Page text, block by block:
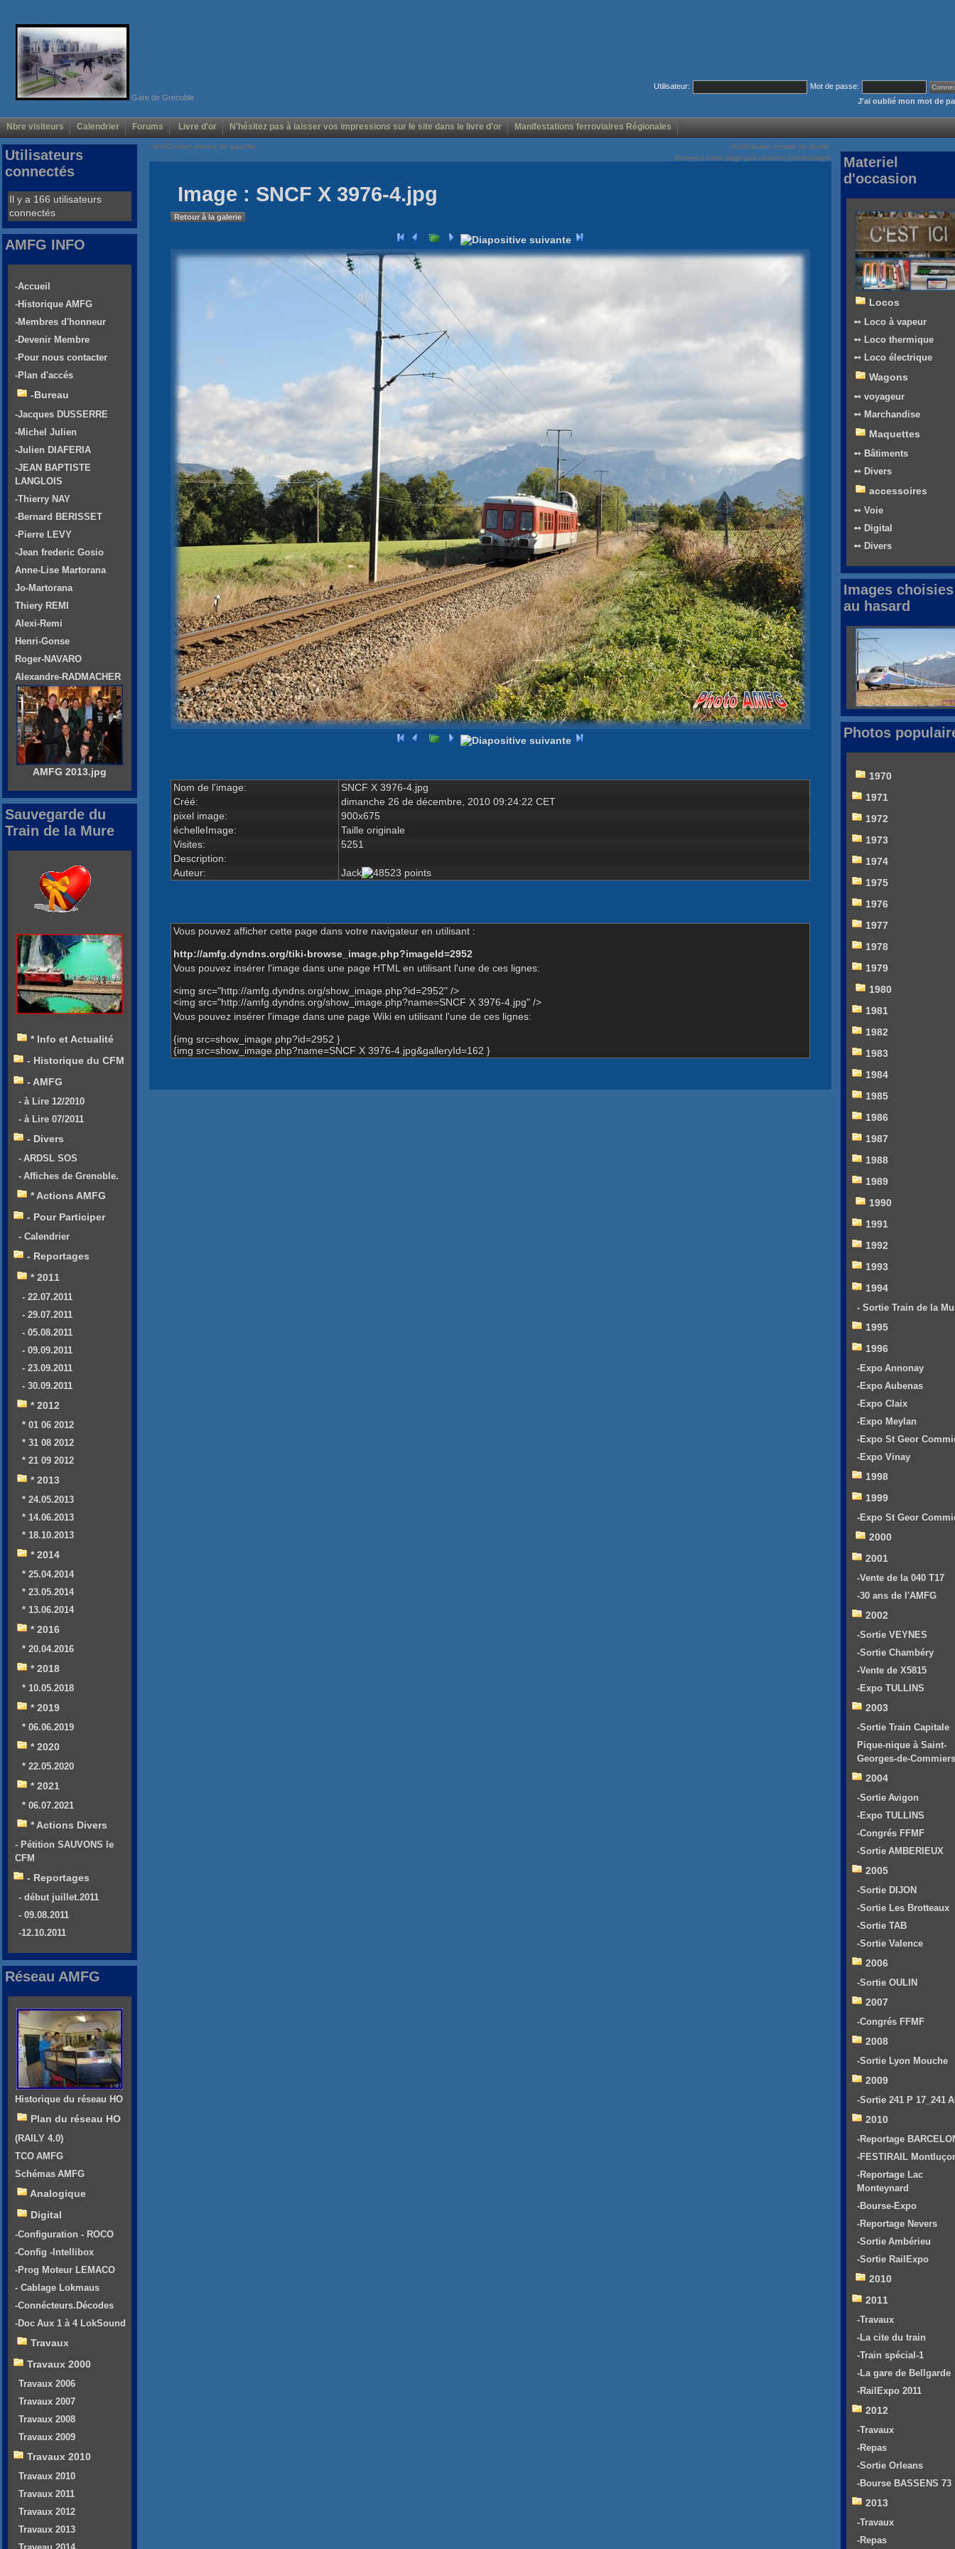
Gare de Grenoble
Utilisateur:
Mot de passe:
J'ai oublié mon mot de
Nbre visiteurs Calendrier Forums Livre d'or N'hésitez pas à laisser vos impressions sur le site dans le livre d'or Manifestations ferroviaires Régionales
Voir/Cacher menus de gauche
Voir/Cacher menus de droite
Envoyez cette page par courrier électronique
Image : SNCF X 3976-4.jpg
Retour à la galerie
Nom de l'image:
SNCF X 3976-4.jpg
Créé:
dimanche 26 de décembre, 2010 09:24:22 CET
pixel image:
900x675
échelleImage:
Taille originale
Visites:
5251
Description:
Auteur:
Jack
Vous pouvez afficher cette page dans votre navigateur en utilisant :
http://amfg.dyndns.org/tiki-browse_image.php?imageId=2952
Vous pouvez insérer l'image dans une page HTML en utilisant l'une de ces lignes:
<img src="http://amfg.dyndns.org/show_image.php?id=2952" />
<img src="http://amfg.dyndns.org/show_image.php?name=SNCF X 3976-4.jpg" />
Vous pouvez insérer l'image dans une page Wiki en utilisant l'une de ces lignes:
{img src=show_image.php?id=2952 }
{img src=show_image.php?name=SNCF X 3976-4.jpg&galleryId=162 }
Utilisateurs
connectés
Il y a 166 utilisateurs
connectés
AMFG INFO
-Accueil
-Historique AMFG
-Membres d'honneur
-Devenir Membre
-Pour nous contacter
-Plan d'accés
-Bureau
-Jacques DUSSERRE
-Michel Julien
-Julien DIAFERIA
-JEAN BAPTISTE
LANGLOIS
-Thierry NAY
-Bernard BERISSET
-Pierre LEVY
-Jean frederic Gosio
Anne-Lise Martorana
Jo-Martorana
Thiery REMI
Alexi-Remi
Henri-Gonse
Roger-NAVARO
Alexandre-RADMACHER
AMFG 2013.jpg
Sauvegarde du
Train de la Mure
* Info et Actualité
- Historique du CFM
- AMFG
- à Lire 12/2010
- à Lire 07/2011
- Divers
- ARDSL SOS
- Affiches de Grenoble.
* Actions AMFG
- Pour Participer
- Calendrier
- Reportages
* 2011
- 22.07.2011
- 29.07.2011
- 05.08.2011
- 09.09.2011
- 23.09.2011
- 30.09.2011
* 2012
* 01 06 2012
* 31 08 2012
* 21 09 2012
* 2013
* 24.05.2013
* 14.06.2013
* 18.10.2013
* 2014
* 25.04.2014
* 23.05.2014
* 13.06.2014
* 2016
* 20.04.2016
* 2018
* 10.05.2018
* 2019
* 06.06.2019
* 2020
* 22.05.2020
* 2021
* 06.07.2021
* Actions Divers
- Pétition SAUVONS le
CFM
- Reportages
- début juillet.2011
- 09.08.2011
-12.10.2011
Réseau AMFG
Historique du réseau HO
Plan du réseau HO
(RAILY 4.0)
TCO AMFG
Schémas AMFG
Analogique
Digital
-Configuration - ROCO
-Config -Intellibox
-Prog Moteur LEMACO
- Cablage Lokmaus
-Connécteurs.Décodes
-Doc Aux 1 à 4 LokSound
Travaux
Travaux 2000
Travaux 2006
Travaux 2007
Travaux 2008
Travaux 2009
Travaux 2010
Travaux 2010
Travaux 2011
Travaux 2012
Travaux 2013
Materiel
d'occasion
Locos
➻ Loco à vapeur
➻ Loco thermique
➻ Loco électrique
Wagons
➻ voyageur
➻ Marchandise
Maquettes
➻ Bâtiments
➻ Divers
accessoires
➻ Voie
➻ Digital
➻ Divers
Images choisies
au hasard
Photos
1970
1971
1972
1973
1974
1975
1976
1977
1978
1979
1980
1981
1982
1983
1984
1985
1986
1987
1988
1989
1990
1991
1992
1993
1994
- Sortie Train de la
1995
1996
-Expo Annonay
-Expo Aubenas
-Expo Claix
-Expo Meylan
-Expo St Geor
-Expo Vinay
1998
1999
-Expo St Geor
2000
2001
-Vente de la 040 T17
-30 ans de l'AMFG
2002
-Sortie VEYNES
-Sortie Chambéry
-Vente de X5815
-Expo TULLINS
2003
-Sortie Train Capitale
Pique-nique à Saint-
Georges-de-Commiers
2004
-Sortie Avigon
-Expo TULLINS
-Congrés FFMF
-Sortie AMBERIEUX
2005
-Sortie DIJON
-Sortie Les Brotteaux
-Sortie TAB
-Sortie Valence
2006
-Sortie OULIN
2007
-Congrés FFMF
2008
-Sortie Lyon Mouche
2009
-Sortie 241 P 17_241
2010
-Reportage
-FESTIRAIL
-Reportage Lac
Monteynard
-Bourse-Expo
-Reportage Nevers
-Sortie Ambérieu
-Sortie RailExpo
2010
2011
-Travaux
-La cite du train
-Train spécial-1
-La gare de Bellgarde
-RailExpo 2011
2012
-Travaux
-Repas
-Sortie Orleans
-Bourse BASSENS 73
2013
-Travaux
-Repas